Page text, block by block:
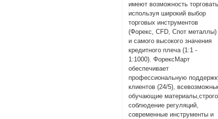
имеют возможность
используя широкий выбор
торговых инструментов
(Форекс, CFD, Спот металлы)
и самого высокого значения
кредитного плеча (1:1 -
1:1000). ФорексМарт
обеспечивает
профессиональную
клиентов (24/5),
обучающие
соблюдение регуляций,
современные инструменты и